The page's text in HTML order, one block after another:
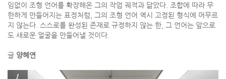
임없이 조형 언어를 확장해온 그의 작업 궤적과 닮았다. 조합에 따라 무
한하게 만들어지는 표정처럼, 그의 조형 언어 역시 고정된 형식에 머무르
지 않는다. 스스로를 완성된 존재로 규정하지 않는 한, 그 언어는 앞으로
도 새로운 얼굴을 만들어낼 것이다.
글 양혜연
1